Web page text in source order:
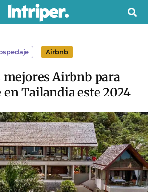
Airbnb
mejores Airbnb para
en Tailandia este 2024